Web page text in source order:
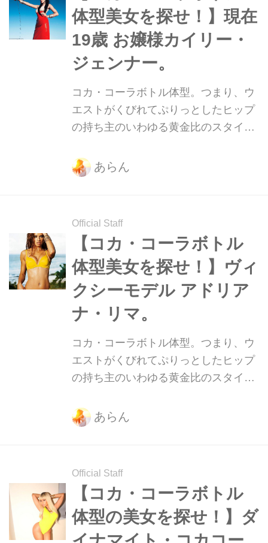
体型美女を探せ！】現在
19歳 お嬢様カイリー・
ジェンナー。
コカ・コーラボトル体型。つまり、ウ
エストがくびれてぷりっとしたヒップ
の持ち主のいわゆる黄金比のスタイ
紹介していきます！ 今回の美女は現在
19歳とは思えない色気を持つカイリ
あらん
Official Staff
【コカ・コーラボトル
体型美女を探せ！】ヴィ
クシーモデル アドリア
ナ・リマ。
コカ・コーラボトル体型。つまり、ウ
エストがくびれてぷりっとしたヒップ
の持ち主のいわゆる黄金比のスタイ
紹介していきます！
あらん
Official Staff
【コカ・コーラボトル
体型の美女を探せ！】ダ